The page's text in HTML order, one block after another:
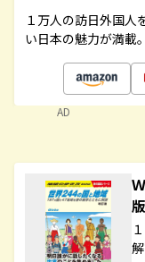
１万人の訪日外国人
い日本の魅力が満載
AD
版